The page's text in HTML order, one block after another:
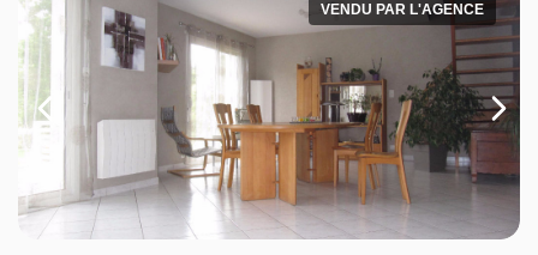
Louer
Gerer
Syndic
Notre agence
VENDU PAR L'AGENCE